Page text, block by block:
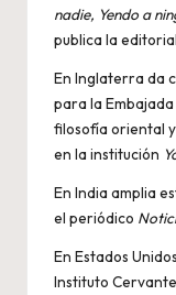
nadie, Yendo a
publica la
En Inglaterra da
para la Embajada
filosofía oriental
en la institución
En India amplia
el periódico
En Estados
Instituto